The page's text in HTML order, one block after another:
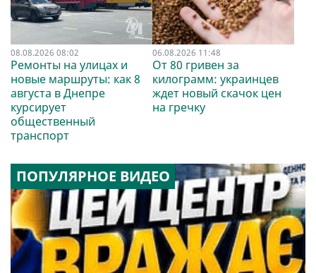
08.08.2026 08:02
Ремонты на улицах и
новые маршруты: как 8
августа в Днепре
курсирует
общественный
транспорт
06.08.2026 11:48
От 80 гривен за
килограмм: украинцев
ждет новый скачок цен
на гречку
ПОПУЛЯРНОЕ ВИДЕО